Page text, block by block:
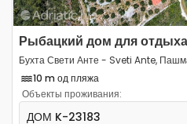
Рыбацкий дом для
Бухта Свети Анте - Sveti Ante,
10 m од пляжа
Объекты проживания:
Двухкомнатный дом
ДОМ K-23183